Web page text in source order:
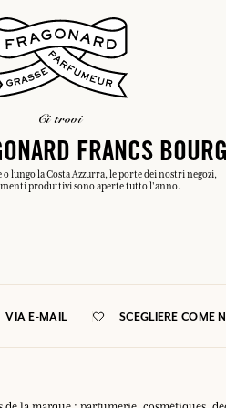
ci trovi
FRANCS
o lungo la Costa Azzurra, le porte dei nostri negozi,
produttivi sono aperte tutto l'anno.
VIA E-MAIL SCEGLIERE COME